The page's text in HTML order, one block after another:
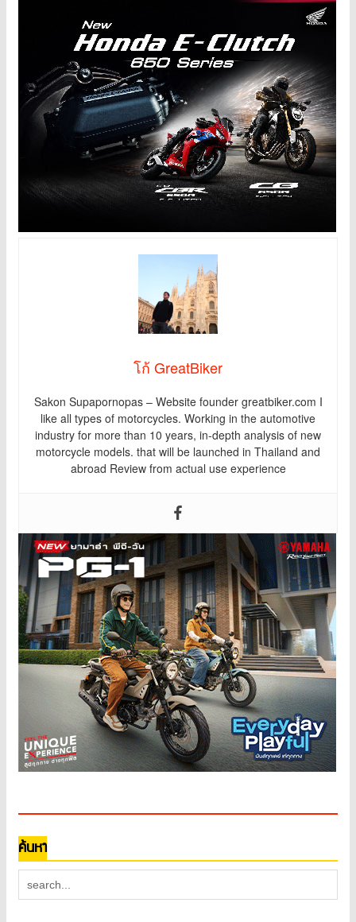
โก้ GreatBiker
Sakon Supapornopas – Website founder greatbiker.com I
like all types of motorcycles. Working in the automotive
industry for more than 10 years, in-depth analysis of new
motorcycle models. that will be launched in Thailand and
abroad Review from actual use experience
ค้นหา